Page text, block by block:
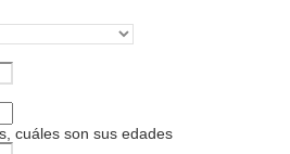
cuáles son sus edades